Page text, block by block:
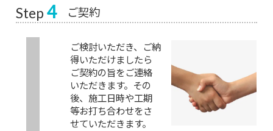
Step 4 ご契約
ご検討いただき、ご納
得いただけましたら
ご契約の旨をご連絡
いただきます。その
後、施工日時や工期
等お打ち合わせをさ
せていただきます。